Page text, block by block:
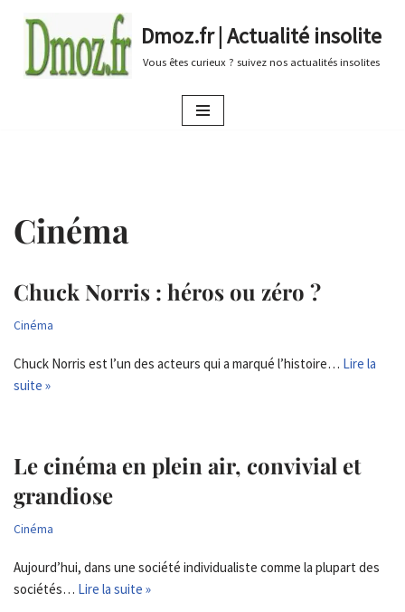
au
Dmoz.fr | Actualité insolite
Vous êtes curieux ? suivez nos actualités insolites
Cinéma
Chuck Norris : héros ou zéro ?
Cinéma
Chuck Norris est l’un des acteurs qui a marqué l’histoire… Lire la
suite »
Le cinéma en plein air, convivial et
grandiose
Cinéma
Aujourd’hui, dans une société individualiste comme la plupart des
sociétés… Lire la suite »